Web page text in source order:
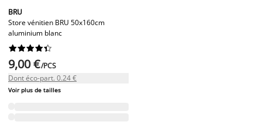
BRU
Store vénitien BRU 50x160cm
aluminium blanc






9,00 €/PCS
Dont éco-part. 0.24 €
Voir plus de tailles